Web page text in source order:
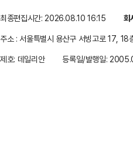
최종편집시간: 2026.08.10 16:15 회
주소 : 서울특별시 용산구 서빙고로 17, 18
제호: 데일리안
등록일/발행일: